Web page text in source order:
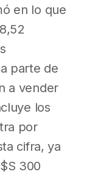
en lo que
parte de
a vender
los
por
cifra, ya
300